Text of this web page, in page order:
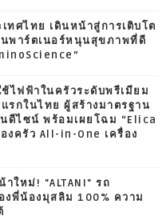
ทศไทย เดินหน้าสู่การเติบโต
นพาร์ตเนอร์หนุนสุขภาพที่ดี
ไฟฟ้าในครัวระดับพรีเมียม
รกในไทย ผู้สร้างมาตรฐาน
ดีไซน์ พร้อมเผยโฉม “Elica
งครัว All-in-One เครื่อง
ใหม่! "ALTANI" รถ
พี่น้องมุสลิม 100% ความ